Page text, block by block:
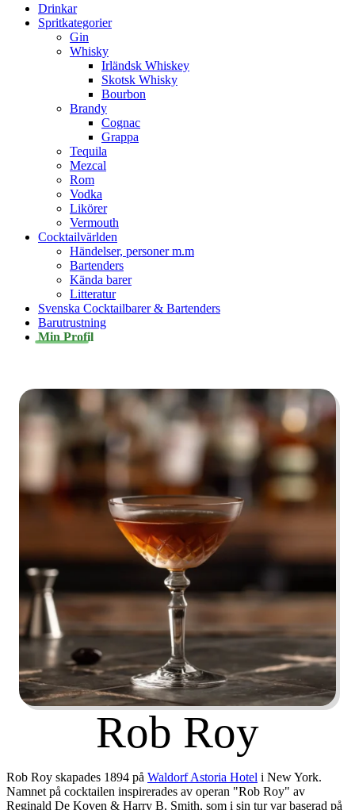
Drinkar
Spritkategorier
Gin
Whisky
Irländsk Whiskey
Skotsk Whisky
Bourbon
Brandy
Cognac
Grappa
Tequila
Mezcal
Rom
Vodka
Likörer
Vermouth
Cocktailvärlden
Händelser, personer m.m
Bartenders
Kända barer
Litteratur
Svenska Cocktailbarer & Bartenders
Barutrustning
Min Profil
Rob Roy
Rob Roy skapades 1894 på Waldorf Astoria Hotel i New York.
Namnet på cocktailen inspirerades av operan "Rob Roy" av
Reginald De Koven & Harry B. Smith, som i sin tur var baserad på